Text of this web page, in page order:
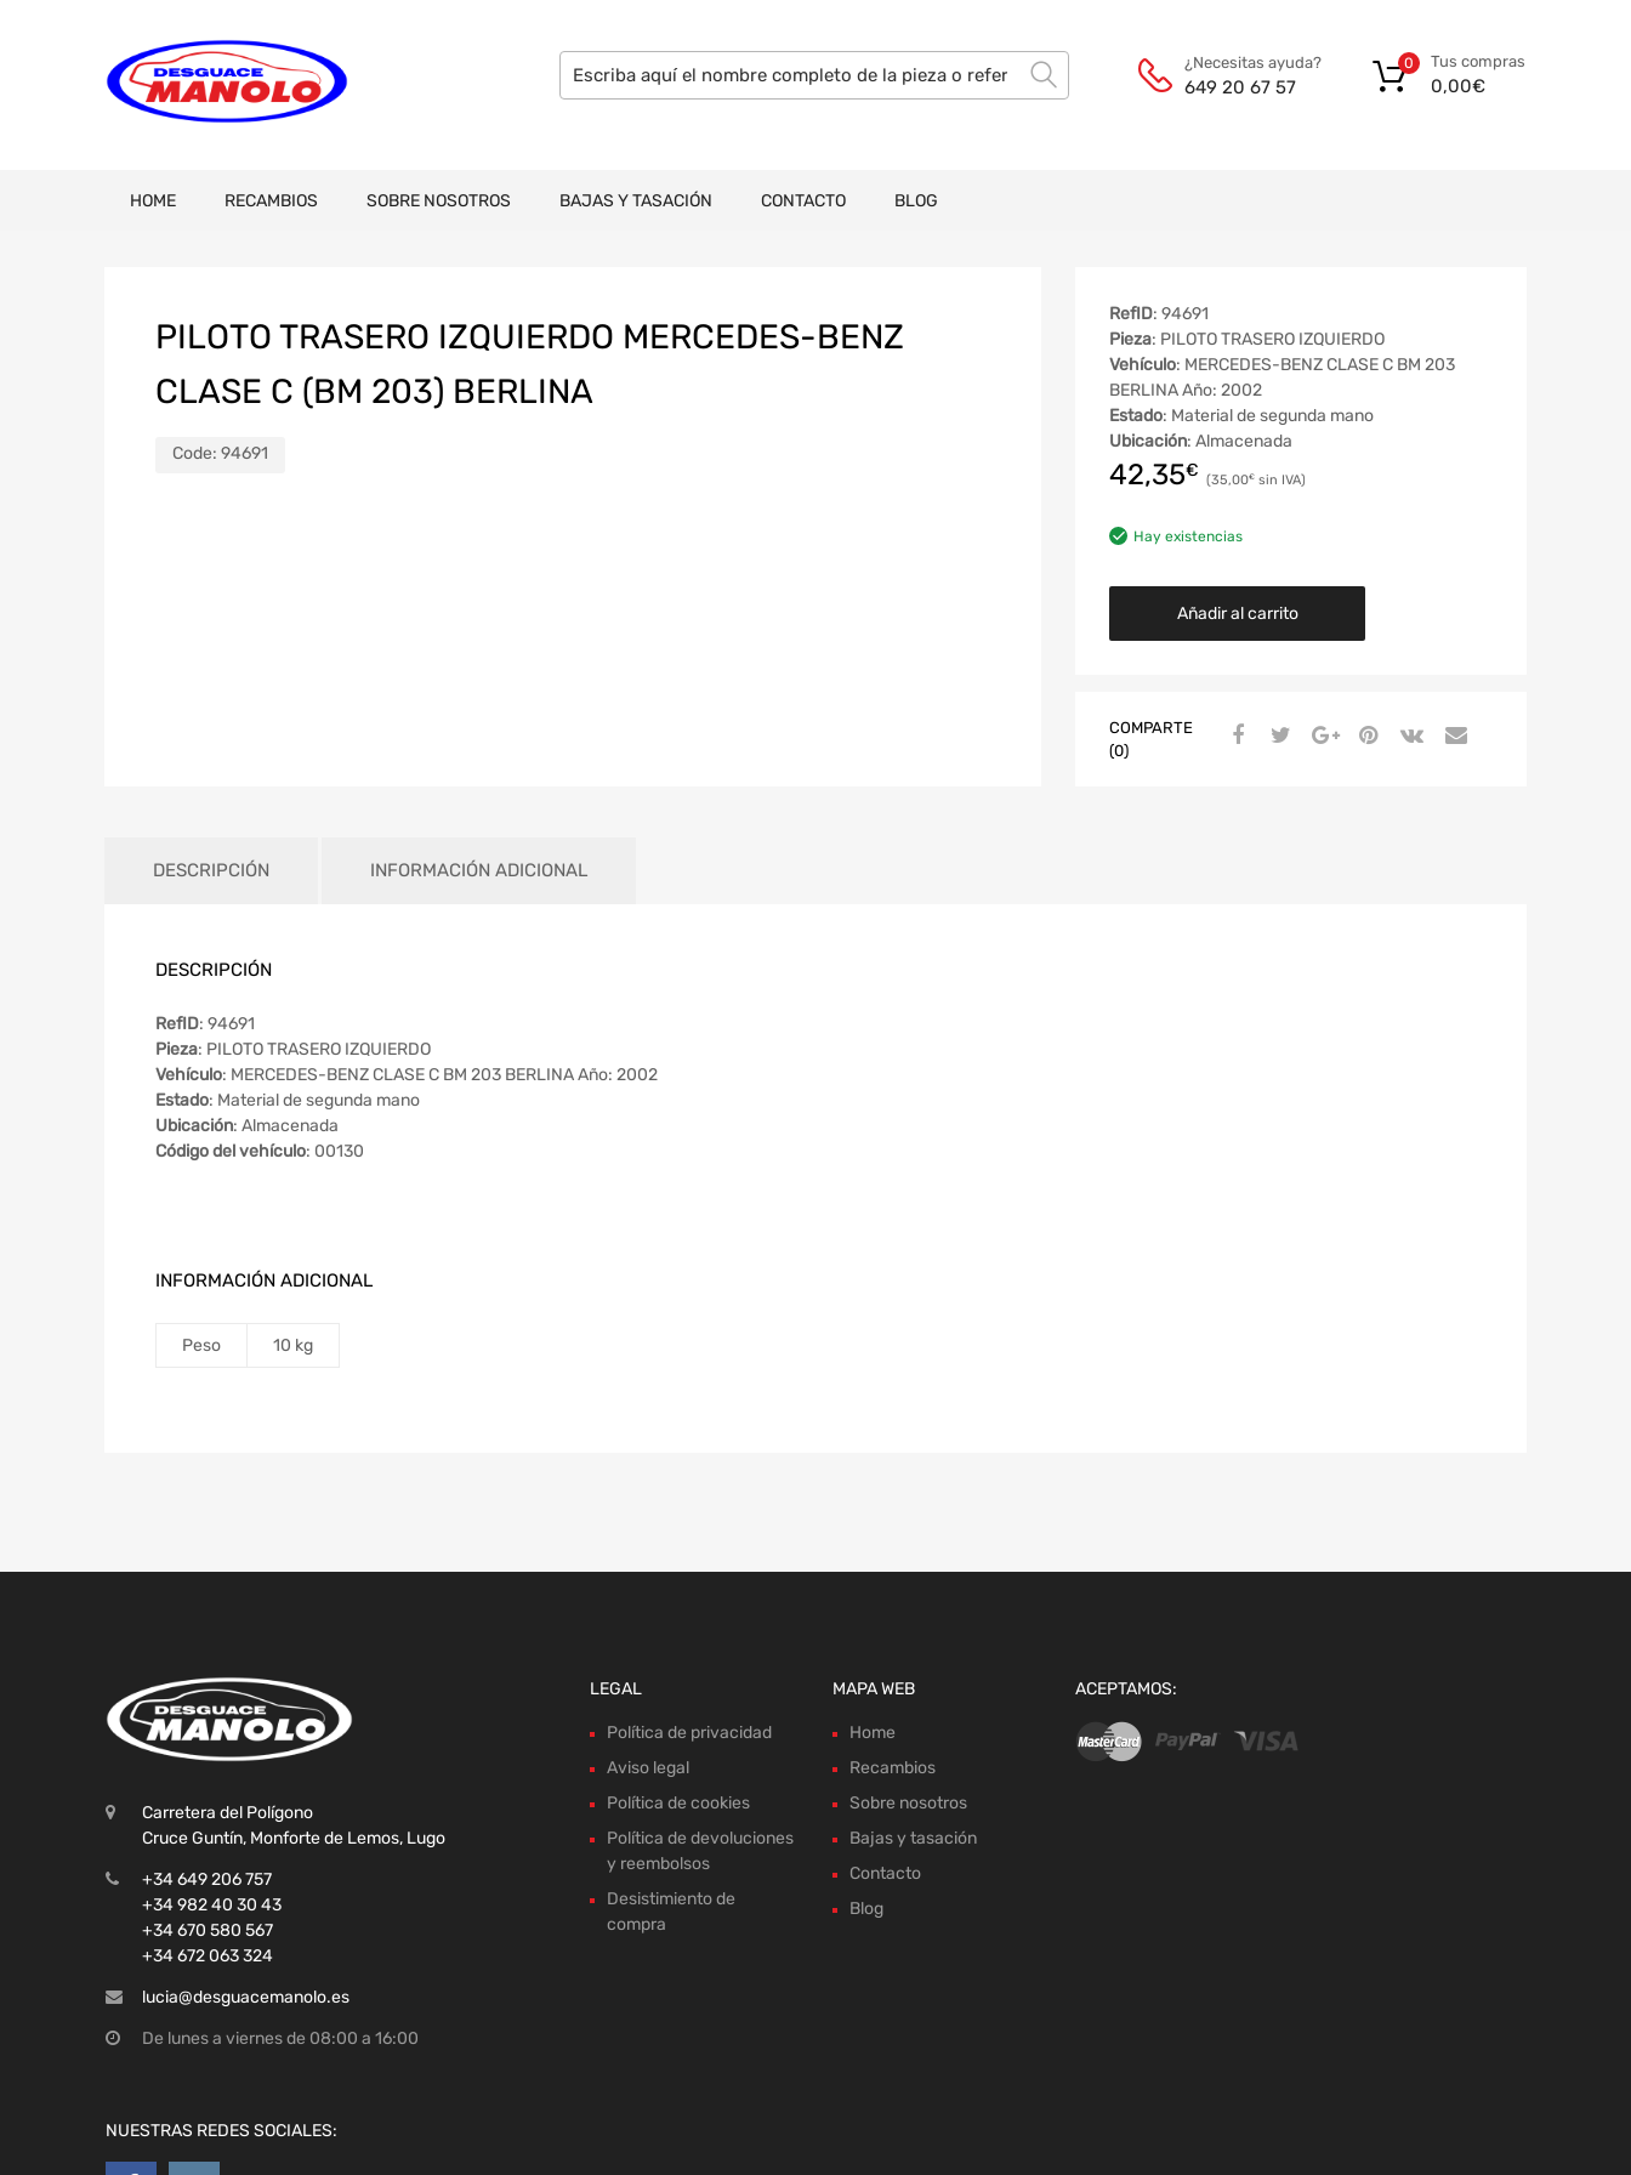
¿Necesitas ayuda?
649 20 67 57
Tus compras
0,00€
0
HOME RECAMBIOS SOBRE NOSOTROS BAJAS Y TASACIÓN CONTACTO BLOG
PILOTO TRASERO IZQUIERDO MERCEDES-BENZ
CLASE C (BM 203) BERLINA
Code: 94691
RefID: 94691
Pieza: PILOTO TRASERO IZQUIERDO
Vehículo: MERCEDES-BENZ CLASE C BM 203
BERLINA Año: 2002
Estado: Material de segunda mano
Ubicación: Almacenada
42,35€ 35,00€
Hay existencias
Añadir al carrito
COMPARTE
(0)
DESCRIPCIÓN INFORMACIÓN ADICIONAL
DESCRIPCIÓN
RefID: 94691
Pieza: PILOTO TRASERO IZQUIERDO
Vehículo: MERCEDES-BENZ CLASE C BM 203 BERLINA Año: 2002
Estado: Material de segunda mano
Ubicación: Almacenada
Código del vehículo: 00130
INFORMACIÓN ADICIONAL
Peso 10 kg
Carretera del Polígono
Cruce Guntín, Monforte de Lemos, Lugo
+34 649 206 757
+34 982 40 30 43
+34 670 580 567
+34 672 063 324
lucia@desguacemanolo.es
De lunes a viernes de 08:00 a 16:00
NUESTRAS REDES SOCIALES:
LEGAL
Política de privacidad
Aviso legal
Política de cookies
Política de devoluciones
y reembolsos
Desistimiento de
compra
MAPA WEB
Home
Recambios
Sobre nosotros
Bajas y tasación
Contacto
Blog
ACEPTAMOS: